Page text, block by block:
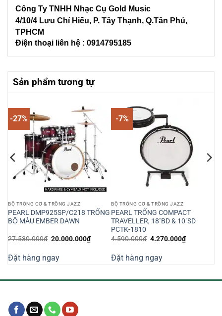
Công Ty TNHH Nhạc Cụ Gold Music
4/10/4 Lưu Chí Hiếu, P. Tây Thạnh, Q.Tân Phú,
TPHCM
Điện thoại liên hệ : 0914795185
Sản phẩm tương tự
-27%
BỘ TRỐNG CƠ & TRỐNG JAZZ
PEARL DMP925SP/C218 TRỐNG
BỘ MÀU EMBER DAWN
27.580.000₫ Giá
27.580.000₫.
20.000.000₫Giá
hiện
20.000.000₫.
Đặt hàng ngay
-7%
BỘ TRỐNG CƠ & TRỐNG JAZZ
PEARL TRỐNG COMPACT
TRAVELLER, 18″BD & 10″SD
PCTK-1810
4.590.000₫ Giá
4.590.000₫.
4.270.000₫Giá
hiện
Đặt hàng ngay